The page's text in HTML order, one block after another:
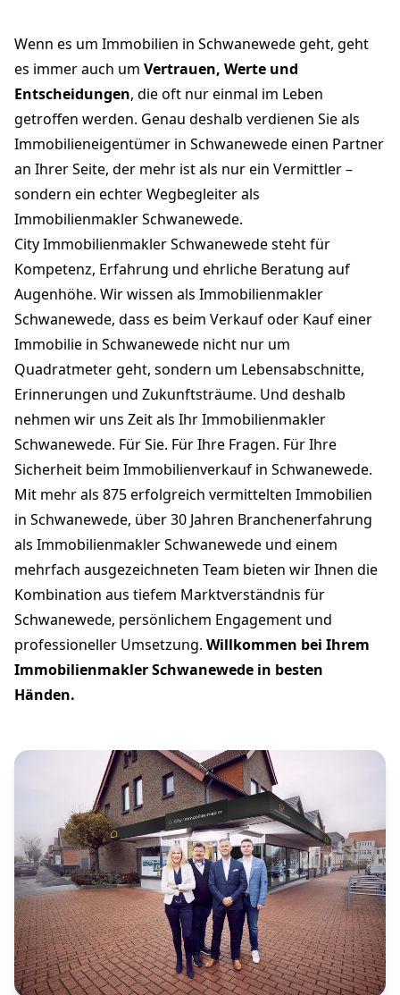
Wenn es um Immobilien in Schwanewede geht, geht
es immer auch um Vertrauen, Werte und
Entscheidungen, die oft nur einmal im Leben
getroffen werden. Genau deshalb verdienen Sie als
Immobilieneigentümer in Schwanewede einen Partner
an Ihrer Seite, der mehr ist als nur ein Vermittler –
sondern ein echter Wegbegleiter als
Immobilienmakler Schwanewede.
City Immobilienmakler Schwanewede steht für
Kompetenz, Erfahrung und ehrliche Beratung auf
Augenhöhe. Wir wissen als Immobilienmakler
Schwanewede, dass es beim Verkauf oder Kauf einer
Immobilie in Schwanewede nicht nur um
Quadratmeter geht, sondern um Lebensabschnitte,
Erinnerungen und Zukunftsträume. Und deshalb
nehmen wir uns Zeit als Ihr Immobilienmakler
Schwanewede. Für Sie. Für Ihre Fragen. Für Ihre
Sicherheit beim Immobilienverkauf in Schwanewede.
Mit mehr als 875 erfolgreich vermittelten Immobilien
in Schwanewede, über 30 Jahren Branchenerfahrung
als Immobilienmakler Schwanewede und einem
mehrfach ausgezeichneten Team bieten wir Ihnen die
Kombination aus tiefem Marktverständnis für
Schwanewede, persönlichem Engagement und
professioneller Umsetzung. Willkommen bei Ihrem
Immobilienmakler Schwanewede in besten
Händen.